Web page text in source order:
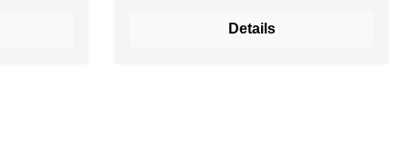
Feigen im Mittelpunkt steht. Die
Details